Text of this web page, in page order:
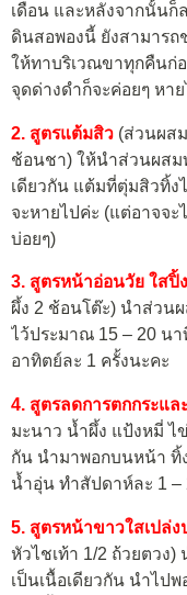
เดือน และหลังจากนั้นก็
ดินสอพองนี้ ยังสามารถ
ให้ทาบริเวณขาทุกคืนก่
จุดด่างดำก็จะค่อยๆ หา
2. สูตรแต้มสิว (ส่วนผส
ช้อนชา) ให้นำส่วนผสม
เดียวกัน แต้มที่ตุ่มสิวทิ้ง
จะหายไปค่ะ (แต่อาจจะ
บ่อยๆ)
3. สูตรหน้าอ่อนวัย ใสปิ้ง
ผึ้ง 2 ช้อนโต๊ะ) นำส่วน
ไว้ประมาณ 15 – 20 น
อาทิตย์ละ 1 ครั้งนะคะ
4. สูตรลดการตกกระแล
มะนาว น้ำผึ้ง แป้งหมี่
กัน นำมาพอกบนหน้า ทิ้
น้ำอุ่น ทำสัปดาห์ละ 1 –
5. สูตรหน้าขาวใสเปล่ง
หัวไชเท้า 1/2 ถ้วยตวง
เป็นเนื้อเดียวกัน นำไป